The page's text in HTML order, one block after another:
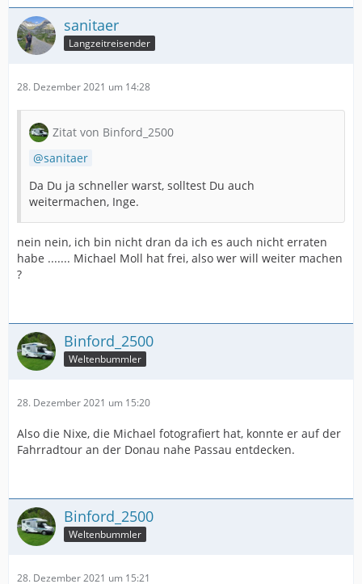
sanitaer
Langzeitreisender
28. Dezember 2021 um 14:28
Zitat von Binford_2500
sanitaer
Da Du ja schneller warst, solltest Du auch
weitermachen, Inge.
nein nein, ich bin nicht dran da ich es auch nicht erraten
habe ....... Michael Moll hat frei, also wer will weiter machen
?
Binford_2500
Weltenbummler
28. Dezember 2021 um 15:20
Also die Nixe, die Michael fotografiert hat, konnte er auf der
Fahrradtour an der Donau nahe Passau entdecken.
Binford_2500
Weltenbummler
28. Dezember 2021 um 15:21